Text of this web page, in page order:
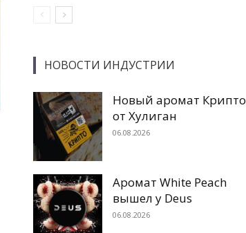
НОВОСТИ ИНДУСТРИИ
Новый аромат Крипто
от Хулиган
06.08.2026
Аромат White Peach
вышел у Deus
06.08.2026